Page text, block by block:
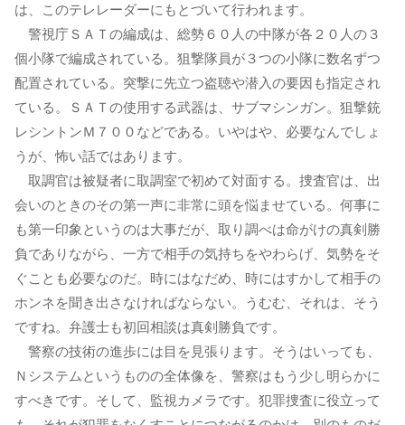
は、このテレレーダーにもとづいて行われます。
警視庁ＳＡＴの編成は、総勢６０人の中隊が各２０人の３
個小隊で編成されている。狙撃隊員が３つの小隊に数名ずつ
配置されている。突撃に先立つ盗聴や潜入の要因も指定され
ている。ＳＡＴの使用する武器は、サブマシンガン。狙撃銃
レシントンＭ７００などである。いやはや、必要なんでしょ
うが、怖い話ではあります。
取調官は被疑者に取調室で初めて対面する。捜査官は、出
会いのときのその第一声に非常に頭を悩ませている。何事に
も第一印象というのは大事だが、取り調べは命がけの真剣勝
負でありながら、一方で相手の気持ちをやわらげ、気勢をそ
ぐことも必要なのだ。時にはなだめ、時にはすかして相手の
ホンネを聞き出さなければならない。うむむ、それは、そう
ですね。弁護士も初回相談は真剣勝負です。
警察の技術の進歩には目を見張ります。そうはいっても、
Ｎシステムというものの全体像を、警察はもう少し明らかに
すべきです。そして、監視カメラです。犯罪捜査に役立って